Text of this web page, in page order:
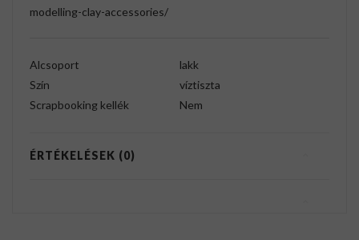
modelling-clay-accessories/
Alcsoport
lakk
Szín
víztiszta
Scrapbooking kellék
Nem
ÉRTÉKELÉSEK (0)